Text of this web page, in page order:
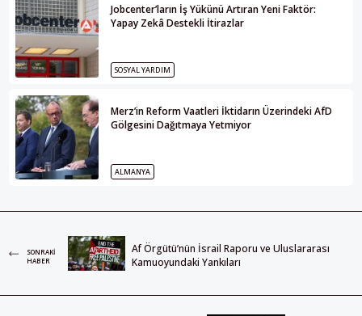
Jobcenter’ların İş Yükünü Artıran Yeni Faktör:
Yapay Zekâ Destekli İtirazlar
SOSYAL YARDIM
Merz’in Reform Vaatleri İktidarın Üzerindeki AfD
Gölgesini Dağıtmaya Yetmiyor
ALMANYA
SONRAKI
HABER
Af Örgütü’nün İsrail Raporu ve Uluslararası
Kamuoyundaki Yankıları